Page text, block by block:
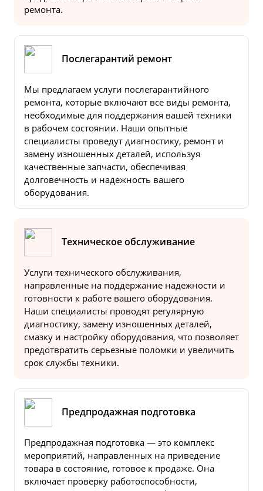
ремонта.
Послегарантий ремонт
Мы предлагаем услуги послегарантийного
ремонта, которые включают все виды ремонта,
необходимые для поддержания вашей техники
в рабочем состоянии. Наши опытные
специалисты проведут диагностику, ремонт и
замену изношенных деталей, используя
качественные запчасти, обеспечивая
долговечность и надежность вашего
оборудования.
Техническое обслуживание
Услуги технического обслуживания,
направленные на поддержание надежности и
готовности к работе вашего оборудования.
Наши специалисты проводят регулярную
диагностику, замену изношенных деталей,
смазку и настройку оборудования, что позволяет
предотвратить серьезные поломки и увеличить
срок службы техники.
Предпродажная подготовка
Предпродажная подготовка — это комплекс
мероприятий, направленных на приведение
товара в состояние, готовое к продаже. Она
включает проверку работоспособности,